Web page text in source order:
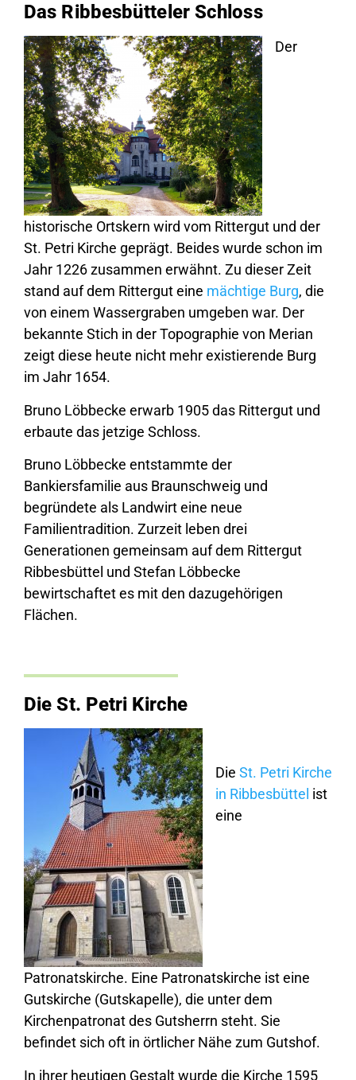
Das Ribbesbütteler Schloss
Der
historische Ortskern wird vom Rittergut und der
St. Petri Kirche geprägt. Beides wurde schon im
Jahr 1226 zusammen erwähnt. Zu dieser Zeit
stand auf dem Rittergut eine mächtige Burg, die
von einem Wassergraben umgeben war. Der
bekannte Stich in der Topographie von Merian
zeigt diese heute nicht mehr existierende Burg
im Jahr 1654.
Bruno Löbbecke erwarb 1905 das Rittergut und
erbaute das jetzige Schloss.
Bruno Löbbecke entstammte der
Bankiersfamilie aus Braunschweig und
begründete als Landwirt eine neue
Familientradition. Zurzeit leben drei
Generationen gemeinsam auf dem Rittergut
Ribbesbüttel und Stefan Löbbecke
bewirtschaftet es mit den dazugehörigen
Flächen.
Die St. Petri Kirche
Die St. Petri Kirche
in Ribbesbüttel ist
eine
Patronatskirche. Eine Patronatskirche ist eine
Gutskirche (Gutskapelle), die unter dem
Kirchenpatronat des Gutsherrn steht. Sie
befindet sich oft in örtlicher Nähe zum Gutshof.
In ihrer heutigen Gestalt wurde die Kirche 1595